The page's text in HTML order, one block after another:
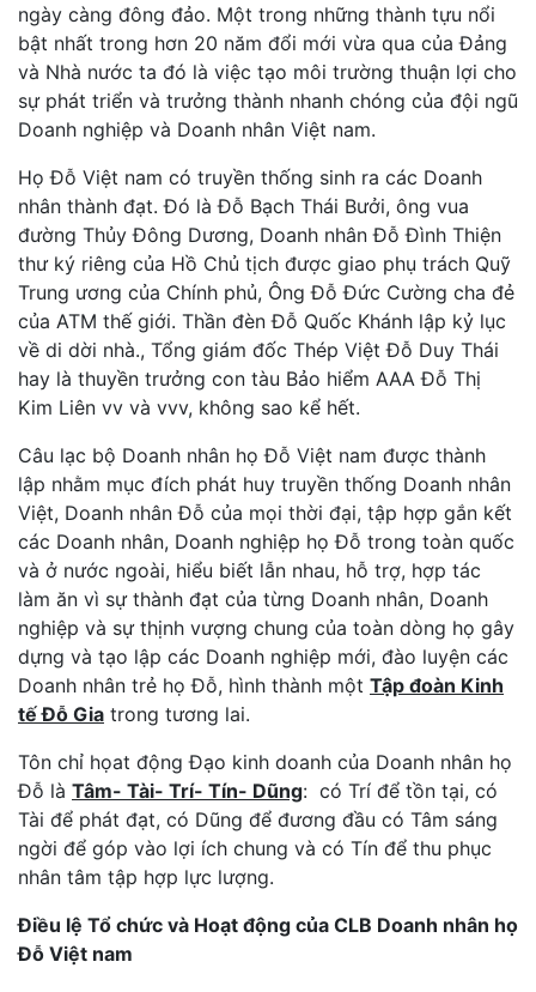
ngày càng đông đảo. Một trong những thành tựu nổi
bật nhất trong hơn 20 năm đổi mới vừa qua của Đảng
và Nhà nước ta đó là việc tạo môi trường thuận lợi cho
sự phát triển và trưởng thành nhanh chóng của đội ngũ
Doanh nghiệp và Doanh nhân Việt nam.
Họ Đỗ Việt nam có truyền thống sinh ra các Doanh
nhân thành đạt. Đó là Đỗ Bạch Thái Bưởi, ông vua
đường Thủy Đông Dương, Doanh nhân Đỗ Đình Thiện
thư ký riêng của Hồ Chủ tịch được giao phụ trách Quỹ
Trung ương của Chính phủ, Ông Đỗ Đức Cường cha đẻ
của ATM thế giới. Thần đèn Đỗ Quốc Khánh lập kỷ lục
về di dời nhà., Tổng giám đốc Thép Việt Đỗ Duy Thái
hay là thuyền trưởng con tàu Bảo hiểm AAA Đỗ Thị
Kim Liên vv và vvv, không sao kể hết.
Câu lạc bộ Doanh nhân họ Đỗ Việt nam được thành
lập nhằm mục đích phát huy truyền thống Doanh nhân
Việt, Doanh nhân Đỗ của mọi thời đại, tập hợp gắn kết
các Doanh nhân, Doanh nghiệp họ Đỗ trong toàn quốc
và ở nước ngoài, hiểu biết lẫn nhau, hỗ trợ, hợp tác
làm ăn vì sự thành đạt của từng Doanh nhân, Doanh
nghiệp và sự thịnh vượng chung của toàn dòng họ gây
dựng và tạo lập các Doanh nghiệp mới, đào luyện các
Doanh nhân trẻ họ Đỗ, hình thành một Tập đoàn Kinh
tế Đỗ Gia trong tương lai.
Tôn chỉ họat động Đạo kinh doanh của Doanh nhân họ
Đỗ là Tâm- Tài- Trí- Tín- Dũng: có Trí để tồn tại, có
Tài để phát đạt, có Dũng để đương đầu có Tâm sáng
ngời để góp vào lợi ích chung và có Tín để thu phục
nhân tâm tập hợp lực lượng.
Điều lệ Tổ chức và Hoạt động của CLB Doanh nhân họ
Đỗ Việt nam